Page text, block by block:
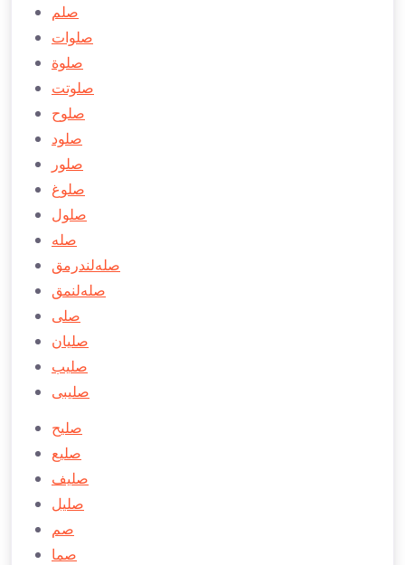
صلم
صلوات
صلوة
صلوتت
صلوح
صلود
صلور
صلوغ
صلول
صله
صله‌لندرمق
صله‌لنمق
صلی
صليان
صلیب
صلیبی
صلیح
صلیع
صلیف
صلیل
صم
صما